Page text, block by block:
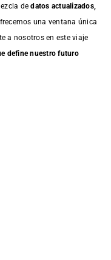
dedatos actualizados,
una ventana única
a nosotros en este viaje
define nuestro futuro